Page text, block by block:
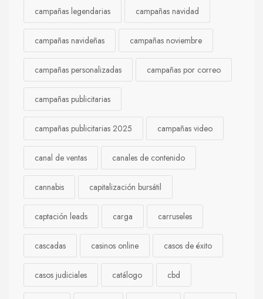
campañas legendarias campañas navidad
campañas navideñas campañas noviembre
campañas personalizadas campañas por correo
campañas publicitarias
campañas publicitarias 2025 campañas video
canal de ventas canales de contenido
cannabis capitalización bursátil
captación leads carga carruseles
cascadas casinos online casos de éxito
casos judiciales catálogo cbd